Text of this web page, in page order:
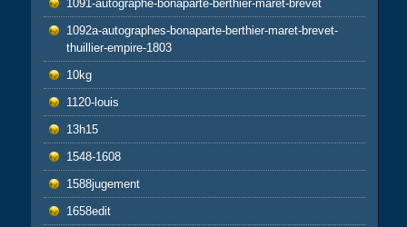
1091-autographe-bonaparte-berthier-maret-brevet
1092a-autographes-bonaparte-berthier-maret-brevet-
thuillier-empire-1803
10kg
1120-louis
13h15
1548-1608
1588jugement
1658edit